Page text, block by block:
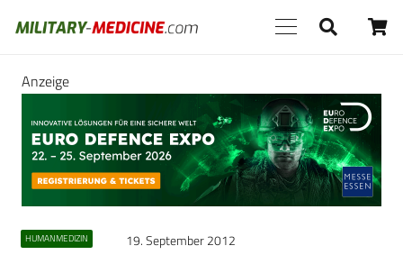
Anzeige
HUMANMEDIZIN 19. September 2012